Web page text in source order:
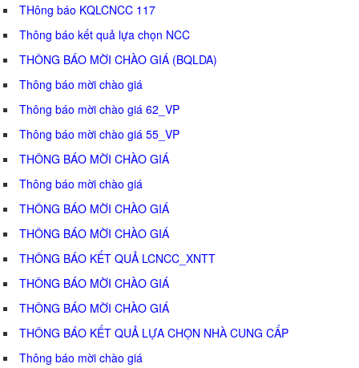
THông báo KQLCNCC 117
Thông báo kết quả lựa chọn NCC
THÔNG BÁO MỜI CHÀO GIÁ (BQLDA)
Thông báo mời chào giá
Thông báo mời chào giá 62_VP
Thông báo mời chào giá 55_VP
THÔNG BÁO MỜI CHÀO GIÁ
Thông báo mời chào giá
THÔNG BÁO MỜI CHÀO GIÁ
THÔNG BÁO MỜI CHÀO GIÁ
THÔNG BÁO KẾT QUẢ LCNCC_XNTT
THÔNG BÁO MỜI CHÀO GIÁ
THÔNG BÁO MỜI CHÀO GIÁ
THÔNG BÁO KẾT QUẢ LỰA CHỌN NHÀ CUNG CẤP
Thông báo mời chào giá